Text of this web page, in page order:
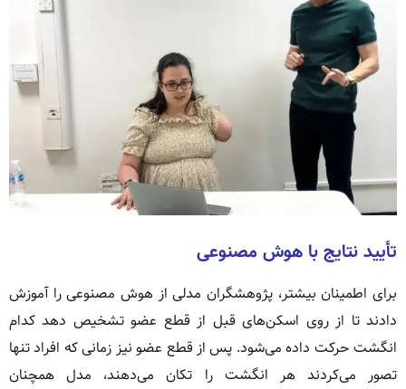
تأیید نتایج با هوش مصنوعی
برای اطمینان بیشتر، پژوهشگران مدلی از هوش مصنوعی را آموزش
دادند تا از روی اسکن‌های قبل از قطع عضو تشخیص دهد کدام
انگشت حرکت داده می‌شود. پس از قطع عضو نیز زمانی که افراد تنها
تصور می‌کردند هر انگشت را تکان می‌دهند، مدل همچنان